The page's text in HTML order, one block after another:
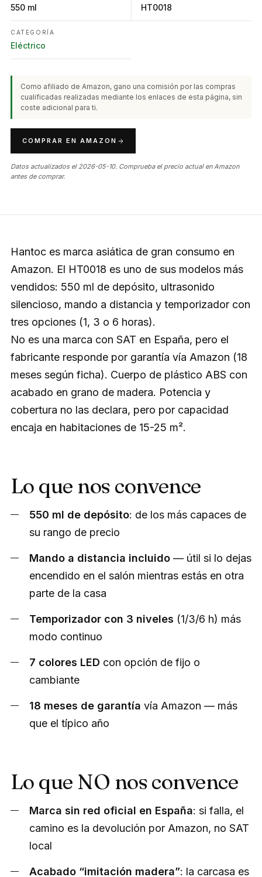
550 ml HT0018
CATEGORÍA
Eléctrico
Como afiliado de Amazon, gano una comisión por las compras
cualificadas realizadas mediante los enlaces de esta página, sin
coste adicional para ti.
COMPRAR EN AMAZON
Datos actualizados el 2026-05-10. Comprueba el precio actual en Amazon
antes de comprar.
Hantoc es marca asiática de gran consumo en
Amazon. El HT0018 es uno de sus modelos más
vendidos: 550 ml de depósito, ultrasonido
silencioso, mando a distancia y temporizador con
tres opciones (1, 3 o 6 horas).
No es una marca con SAT en España, pero el
fabricante responde por garantía vía Amazon (18
meses según ficha). Cuerpo de plástico ABS con
acabado en grano de madera. Potencia y
cobertura no las declara, pero por capacidad
encaja en habitaciones de 15-25 m².
Lo que nos convence
550 ml de depósito: de los más capaces de
su rango de precio
Mando a distancia incluido — útil si lo dejas
encendido en el salón mientras estás en otra
parte de la casa
Temporizador con 3 niveles (1/3/6 h) más
modo continuo
7 colores LED con opción de fijo o
cambiante
18 meses de garantía vía Amazon — más
que el típico año
Lo que NO nos convence
Marca sin red oficial en España: si falla, el
camino es la devolución por Amazon, no SAT
local
Acabado “imitación madera”: la carcasa es